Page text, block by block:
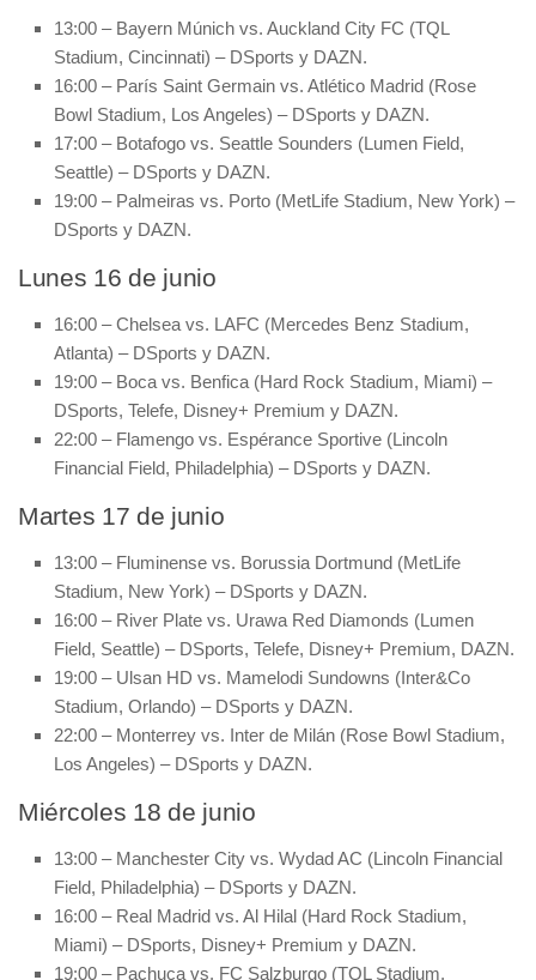
13:00 – Bayern Múnich vs. Auckland City FC (TQL
Stadium, Cincinnati) – DSports y DAZN.
16:00 – París Saint Germain vs. Atlético Madrid (Rose
Bowl Stadium, Los Angeles) – DSports y DAZN.
17:00 – Botafogo vs. Seattle Sounders (Lumen Field,
Seattle) – DSports y DAZN.
19:00 – Palmeiras vs. Porto (MetLife Stadium, New York) –
DSports y DAZN.
Lunes 16 de junio
16:00 – Chelsea vs. LAFC (Mercedes Benz Stadium,
Atlanta) – DSports y DAZN.
19:00 – Boca vs. Benfica (Hard Rock Stadium, Miami) –
DSports, Telefe, Disney+ Premium y DAZN.
22:00 – Flamengo vs. Espérance Sportive (Lincoln
Financial Field, Philadelphia) – DSports y DAZN.
Martes 17 de junio
13:00 – Fluminense vs. Borussia Dortmund (MetLife
Stadium, New York) – DSports y DAZN.
16:00 – River Plate vs. Urawa Red Diamonds (Lumen
Field, Seattle) – DSports, Telefe, Disney+ Premium, DAZN.
19:00 – Ulsan HD vs. Mamelodi Sundowns (Inter&Co
Stadium, Orlando) – DSports y DAZN.
22:00 – Monterrey vs. Inter de Milán (Rose Bowl Stadium,
Los Angeles) – DSports y DAZN.
Miércoles 18 de junio
13:00 – Manchester City vs. Wydad AC (Lincoln Financial
Field, Philadelphia) – DSports y DAZN.
16:00 – Real Madrid vs. Al Hilal (Hard Rock Stadium,
Miami) – DSports, Disney+ Premium y DAZN.
19:00 – Pachuca vs. FC Salzburgo (TQL Stadium,